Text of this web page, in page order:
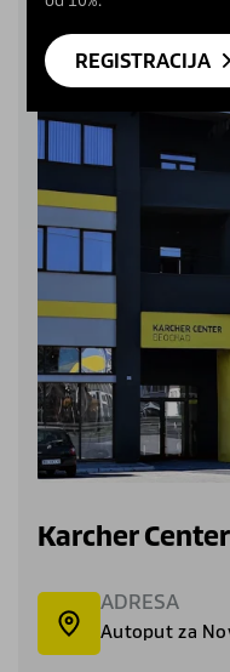
Karcher
ADRESA
Autoput za
REGISTRACIJA